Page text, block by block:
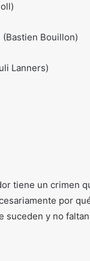
Bouillon)
Lanners)
tiene un crimen
por
suceden y no